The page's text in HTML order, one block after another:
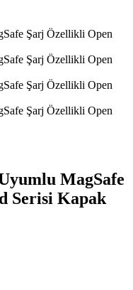
MagSafe
Serisi Kapak